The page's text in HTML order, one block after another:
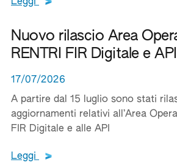
Nuovo rilascio Area
RENTRI FIR Digitale e API
17/07/2026
A partire dal 15 luglio sono stati
aggiornamenti relativi all’Area
FIR Digitale e alle API
Leggi Leggi tutto il testo del